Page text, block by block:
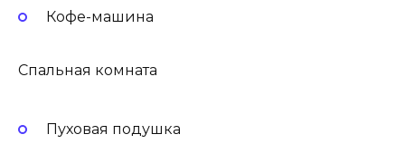
Кофе-машина
Спальная комната
Пуховая подушка